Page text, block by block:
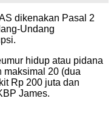
dikenakan Pasal 2
Undang
hidup atau pidana
maksimal 20 (dua
Rp 200 juta dan
James.